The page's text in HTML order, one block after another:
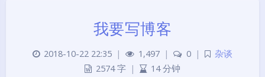
我要写博客
2018-10-22 22:35 | 1,497 | 0 |
杂谈
2574 字 | 14 分钟